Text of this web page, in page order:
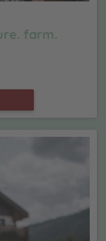
farm.